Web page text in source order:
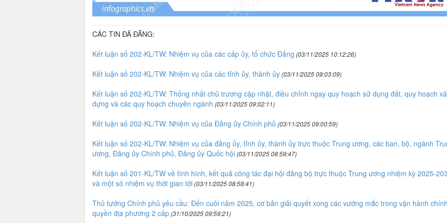
CÁC TIN ĐÃ ĐĂNG:
Kết luận số 202-KL/TW: Nhiệm vụ của các cấp ủy, tổ chức Đảng (03/11/2025 10:12:26)
Kết luận số 202-KL/TW: Nhiệm vụ của các tỉnh ủy, thành ủy(03/11/2025 09:03:09)
Kết luận số 202-KL/TW: Thống nhất chủ trương cập nhật, điều chỉnh ngay quy hoạch sử dụng đất, quy hoạch
dựng và các quy hoạch chuyên ngành (03/11/2025 09:02:11)
Kết luận số 202-KL/TW: Nhiệm vụ của Đảng ủy Chính phủ (03/11/2025 09:00:59)
Kết luận số 202-KL/TW: Nhiệm vụ của đảng ủy, tỉnh ủy, thành ủy trực thuộc Trung ương, các ban, bộ, ngành
ương, Đảng ủy Chính phủ, Đảng ủy Quốc hội(03/11/2025 08:59:47)
Kết luận số 201-KL/TW về tình hình, kết quả công tác đại hội đảng bộ trực thuộc Trung ương nhiệm kỳ 2025-
và một số nhiệm vụ thời gian tới(03/11/2025 08:58:41)
Thủ tướng Chính phủ yêu cầu: Đến cuối năm 2025, cơ bản giải quyết xong các vướng mắc trong vận hành chính
quyền địa phương 2 cấp(31/10/2025 09:59:21)